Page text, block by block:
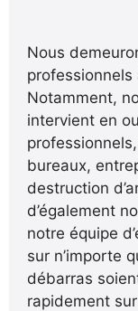
Nous
professionnels
Notamment,
intervient en
bureaux,
destruction
d’également
notre équipe
sur n’importe
débarras
rapidement